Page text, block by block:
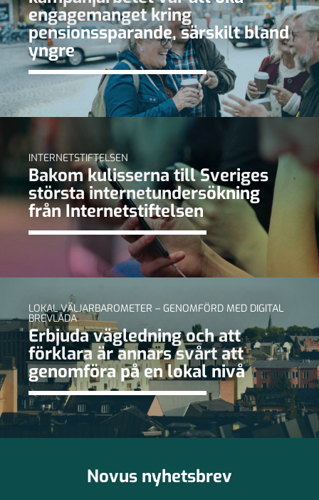
engagemanget kring
pensionssparande, särskilt bland
yngre
INTERNETSTIFTELSEN
Bakom kulisserna till Sveriges
största internetundersökning
från Internetstiftelsen
LOKAL VÄLJARBAROMETER – GENOMFÖRD MED DIGITAL
BREVLÅDA
Erbjuda vägledning och att
förklara är annars svårt att
genomföra på en lokal nivå
Novus nyhetsbrev